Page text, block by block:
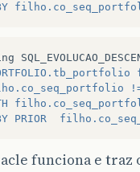
BY
BY PRIOR
funciona e